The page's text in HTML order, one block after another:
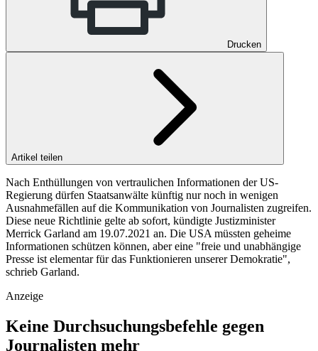
Drucken
Artikel teilen
Nach Enthüllungen von vertraulichen Informationen der US-
Regierung dürfen Staatsanwälte künftig nur noch in wenigen
Ausnahmefällen auf die Kommunikation von Journalisten zugreifen.
Diese neue Richtlinie gelte ab sofort, kündigte Justizminister
Merrick Garland am 19.07.2021 an. Die USA müssten geheime
Informationen schützen können, aber eine "freie und unabhängige
Presse ist elementar für das Funktionieren unserer Demokratie",
schrieb Garland.
Anzeige
Keine Durchsuchungsbefehle gegen
Journalisten mehr